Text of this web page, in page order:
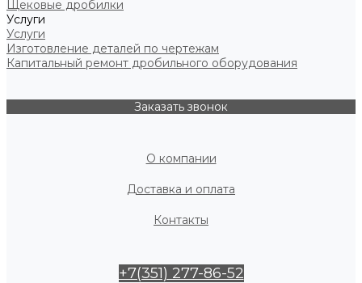
Щековые дробилки
Услуги
Услуги
Изготовление деталей по чертежам
Капитальный ремонт дробильного оборудования
Заказать звонок
О компании
Доставка и оплата
Контакты
+7(351) 277-86-52